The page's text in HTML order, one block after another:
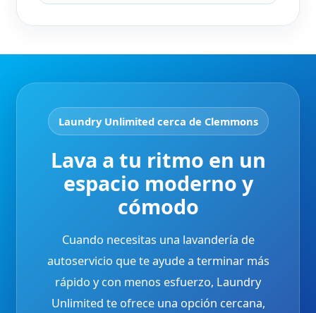
Laundry Unlimited cerca de Clemmons
Lava a tu ritmo en un
espacio moderno y
cómodo
Cuando necesitas una lavandería de
autoservicio que te ayude a terminar más
rápido y con menos esfuerzo, Laundry
Unlimited te ofrece una opción cercana,